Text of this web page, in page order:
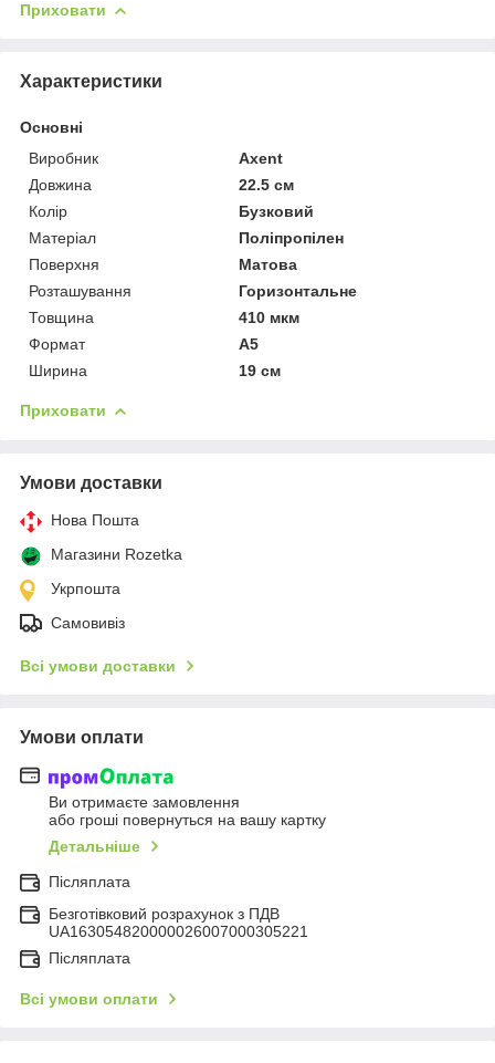
Приховати
Характеристики
Основні
Виробник
Axent
Довжина
22.5 см
Колір
Бузковий
Матеріал
Поліпропілен
Поверхня
Матова
Розташування
Горизонтальне
Товщина
410 мкм
Формат
A5
Ширина
19 см
Приховати
Умови доставки
Нова Пошта
Магазини Rozetka
Укрпошта
Самовивіз
Всі умови доставки
Умови оплати
Ви отримаєте замовлення
або гроші повернуться на вашу картку
Детальніше
Післяплата
Безготівковий розрахунок з ПДВ
UA163054820000026007000305221
Післяплата
Всі умови оплати